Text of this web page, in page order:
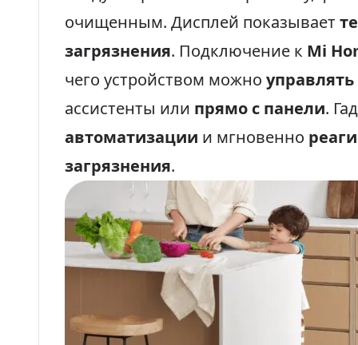
очищенным. Дисплей показывает
загрязнения. Подключение к Mi
чего устройством можно
ассистенты или прямо с панели.
автоматизации и мгновенно
загрязнения.